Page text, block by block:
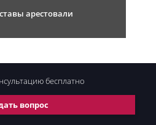
арестовали
вопрос
бесплатно